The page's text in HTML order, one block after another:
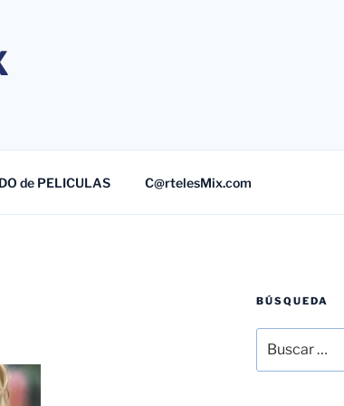
de PELICULAS C@rtelesMix.com
BÚSQUEDA
por: